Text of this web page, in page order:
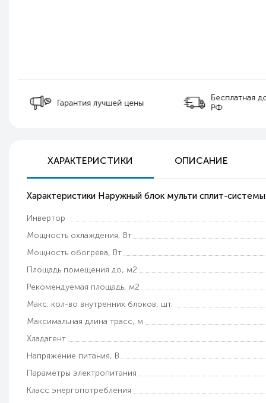
Гарантия лучшей цены
Бесплатная
РФ
ХАРАКТЕРИСТИКИ ОПИСАНИЕ
Характеристики Наружный блок мульти сплит-системы
Инвертор
Мощность охлаждения, Вт.
Мощность обогрева, Вт
Площадь помещения до, м2
Рекомендуемая площадь, м2
Макс. кол-во внутренних блоков, шт.
Максимальная длина трасс, м
Хладагент
Напряжение питания, В.
Параметры электропитания
Класс энергопотребления